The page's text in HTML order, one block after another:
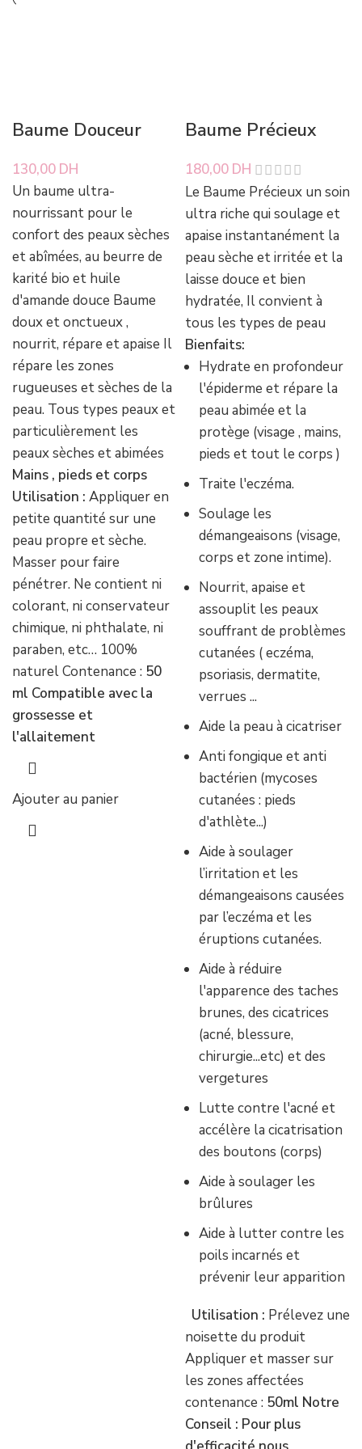
Baume Douceur
130,00 DH
Un baume ultra-
nourrissant pour le
confort des peaux sèches
et abîmées, au beurre de
karité bio et huile
d'amande douce Baume
doux et onctueux ,
nourrit, répare et apaise Il
répare les zones
rugueuses et sèches de la
peau. Tous types peaux et
particulièrement les
peaux sèches et abimées
Mains , pieds et corps
Utilisation : Appliquer en
petite quantité sur une
peau propre et sèche.
Masser pour faire
pénétrer. Ne contient ni
colorant, ni conservateur
chimique, ni phthalate, ni
paraben, etc… 100%
naturel Contenance : 50
ml Compatible avec la
grossesse et
l'allaitement
Ajouter au panier
Baume Précieux
180,00 DH
Le Baume Précieux un soin
ultra riche qui soulage et
apaise instantanément la
peau sèche et irritée et la
laisse douce et bien
hydratée, Il convient à
tous les types de peau
Bienfaits:
Hydrate en profondeur
l'épiderme et répare la
peau abimée et la
protège (visage , mains,
pieds et tout le corps )
Traite l'eczéma.
Soulage les
démangeaisons (visage,
corps et zone intime).
Nourrit, apaise et
assouplit les peaux
souffrant de problèmes
cutanées ( eczéma,
psoriasis, dermatite,
verrues ...
Aide la peau à cicatriser
Anti fongique et anti
bactérien (mycoses
cutanées : pieds
d'athlète...)
Aide à soulager
l’irritation et les
démangeaisons causées
par l’eczéma et les
éruptions cutanées.
Aide à réduire
l'apparence des taches
brunes, des cicatrices
(acné, blessure,
chirurgie...etc) et des
vergetures
Lutte contre l'acné et
accélère la cicatrisation
des boutons (corps)
Aide à soulager les
brûlures
Aide à lutter contre les
poils incarnés et
prévenir leur apparition
Utilisation : Prélevez une
noisette du produit
Appliquer et masser sur
les zones affectées
contenance : 50ml Notre
Conseil : Pour plus